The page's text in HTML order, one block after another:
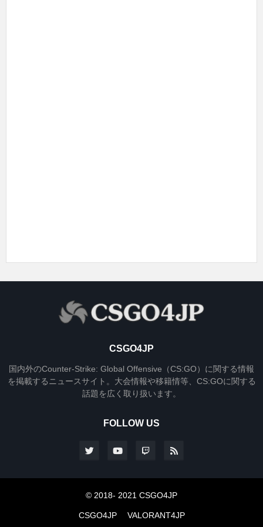
CSGO4JP
国内外のCounter-Strike: Global Offensive（CS:GO）に関する情報
を掲載するニュースサイト。大会情報や移籍情等、CS:GOに関する
話題を広く取り扱います。
FOLLOW US
© 2018- 2021 CSGO4JP
CSGO4JP VALORANT4JP